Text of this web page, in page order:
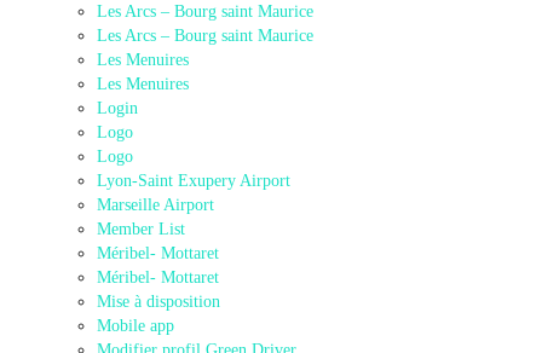
Les Arcs – Bourg saint Maurice
Les Arcs – Bourg saint Maurice
Les Menuires
Les Menuires
Login
Logo
Logo
Lyon-Saint Exupery Airport
Marseille Airport
Member List
Méribel- Mottaret
Méribel- Mottaret
Mise à disposition
Mobile app